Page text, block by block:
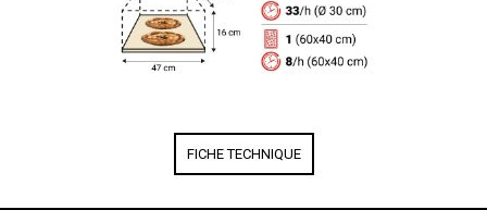
FICHE TECHNIQUE